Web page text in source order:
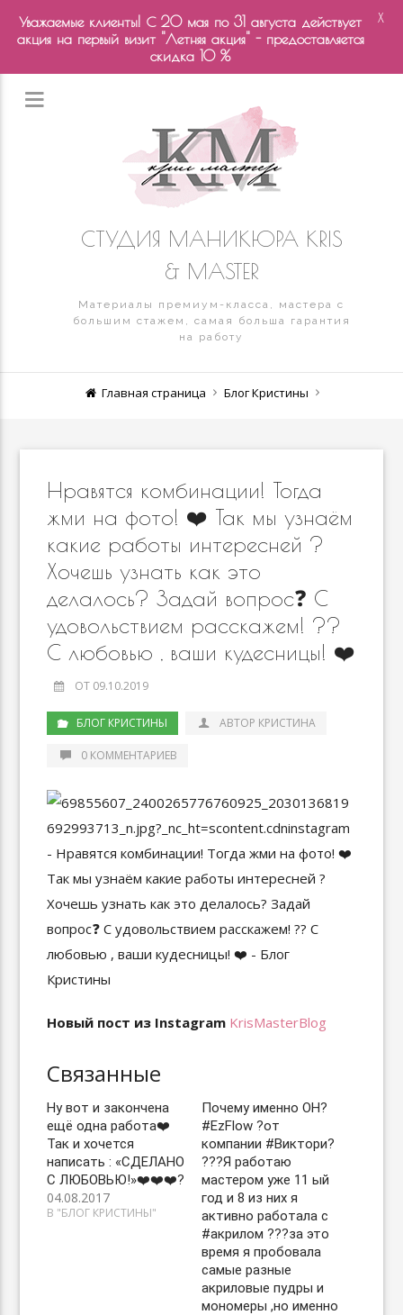
СТУДИЯ МАНИКЮРА KRIS
& MASTER
Материалы премиум-класса, мастера с
большим стажем, самая больша гарантия
на работу
Главная страница Блог Кристины
Нравятся комбинации! Тогда
жми на фото! ❤️ Так мы узнаём
какие работы интересней ?
Хочешь узнать как это
делалось? Задай вопрос❓ С
удовольствием расскажем! ??
С любовью , ваши кудесницы! ❤️
ОТ 09.10.2019
БЛОГ КРИСТИНЫ АВТОР КРИСТИНА
0 КОММЕНТАРИЕВ
Новый пост из Instagram KrisMasterBlog
Связанные
Ну вот и закончена
ещё одна работа❤️
Так и хочется
написать : «СДЕЛАНО
С ЛЮБОВЬЮ!»❤️❤️❤️?
04.08.2017
В "БЛОГ КРИСТИНЫ"
Почему именно ОН?
#EzFlow ?от
компании #Виктори?
??‍?Я работаю
мастером уже 11 ый
год и 8 из них я
активно работала с
#акрилом ??‍?за это
время я пробовала
самые разные
акриловые пудры и
мономеры ,но именно
Уважаемые клиенты! С 20 мая по 31 августа действует
акция на первый визит "Летняя акция" - предоставляется
скидка 10 %
X